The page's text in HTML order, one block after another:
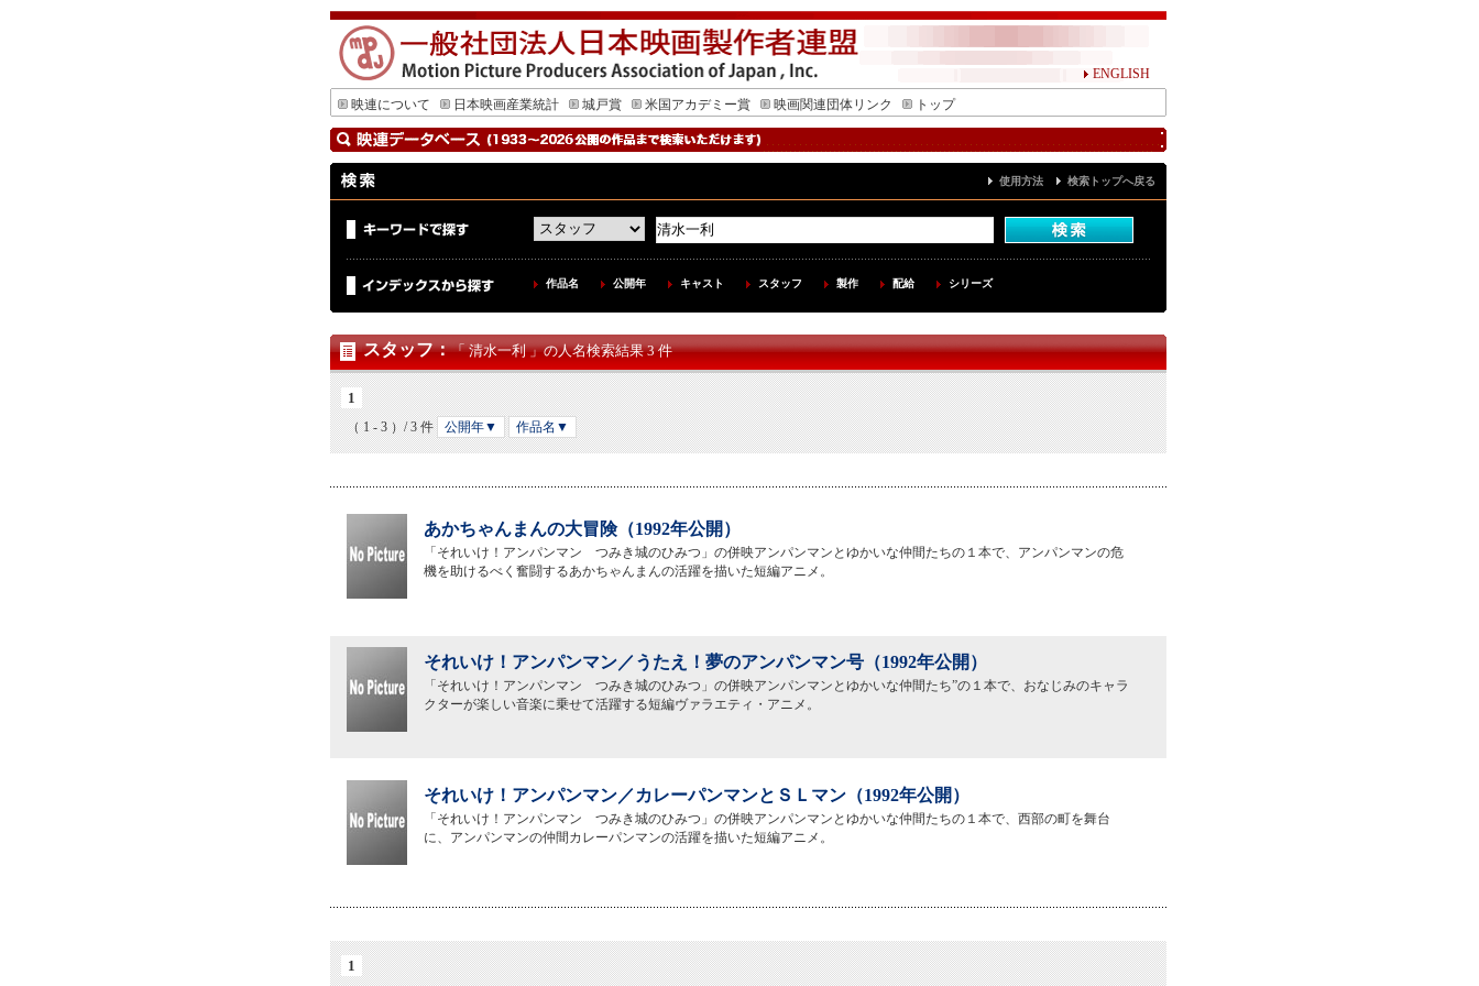
ENGLISH
映連について
日本映画産業統計 城戸賞 米国アカデミー賞 映画関連団体リンク トップ
使用方法 検索トップへ戻る
作品名 公開年 キャスト スタッフ 製作 配給 シリーズ
スタッフ：「 清水一利 」の人名検索結果 3 件
1
（ 1 - 3 ）/ 3 件 公開年▼ 作品名▼
あかちゃんまんの大冒険（1992年公開）
「それいけ！アンパンマン つみき城のひみつ」の併映アンパンマンとゆかいな仲間たちの１本で、アンパンマンの危
機を助けるべく奮闘するあかちゃんまんの活躍を描いた短編アニメ。
それいけ！アンパンマン／うたえ！夢のアンパンマン号（1992年公開）
「それいけ！アンパンマン つみき城のひみつ」の併映アンパンマンとゆかいな仲間たち”の１本で、おなじみのキャラ
クターが楽しい音楽に乗せて活躍する短編ヴァラエティ・アニメ。
それいけ！アンパンマン／カレーパンマンとＳＬマン（1992年公開）
「それいけ！アンパンマン つみき城のひみつ」の併映アンパンマンとゆかいな仲間たちの１本で、西部の町を舞台
に、アンパンマンの仲間カレーパンマンの活躍を描いた短編アニメ。
1